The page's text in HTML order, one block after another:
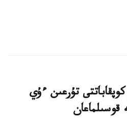
استام كوپقاباتتى تۇرعىن ءۇي
قوسىلماعان